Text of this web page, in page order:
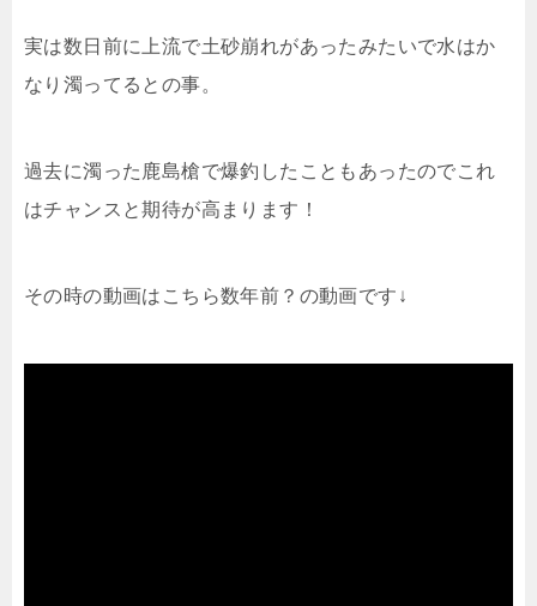
実は数日前に上流で土砂崩れがあったみたいで水はか
なり濁ってるとの事。
過去に濁った鹿島槍で爆釣したこともあったのでこれ
はチャンスと期待が高まります！
その時の動画はこちら数年前？の動画です↓